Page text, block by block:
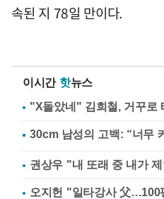
속된 지 78일 만이다.
이시간 핫뉴스
"X돌았네" 김희철, 거꾸로
권상우 "내 또래 중 내가
오지헌 "일타강사 父…100